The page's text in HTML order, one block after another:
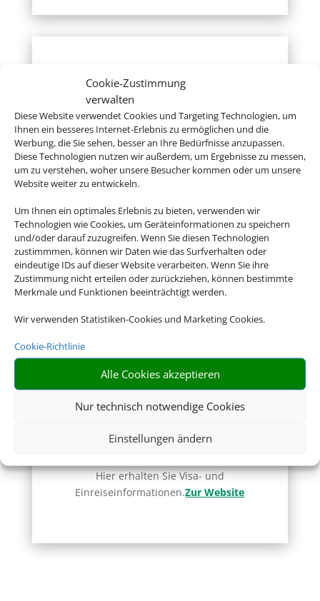
Cookie-Zustimmung
verwalten
Diese Website verwendet Cookies und Targeting Technologien, um
Ihnen ein besseres Internet-Erlebnis zu ermöglichen und die
Werbung, die Sie sehen, besser an Ihre Bedürfnisse anzupassen.
Diese Technologien nutzen wir außerdem, um Ergebnisse zu messen,
um zu verstehen, woher unsere Besucher kommen oder um unsere
Website weiter zu entwickeln.
Um Ihnen ein optimales Erlebnis zu bieten, verwenden wir
Technologien wie Cookies, um Geräteinformationen zu speichern
und/oder darauf zuzugreifen. Wenn Sie diesen Technologien
zustimmmen, können wir Daten wie das Surfverhalten oder
eindeutige IDs auf dieser Website verarbeiten. Wenn Sie ihre
Zustimmung nicht erteilen oder zurückziehen, können bestimmte
Merkmale und Funktionen beeinträchtigt werden.
Wir verwenden Statistiken-Cookies und Marketing Cookies.
Cookie-Richtlinie
Alle Cookies akzeptieren
Nur technisch notwendige Cookies
Einstellungen ändern
Hier erhalten Sie kompetente
reisemedizinische Beratung für Ihr
Ferienziel.Zur Website
Auswärtiges Amt
Hier gibt´s Infos zu Ländern, Visa, Europa
und einigem mehr
Deutsche Visa und
Hier erhalten Sie Visa- und
Einreiseinformationen.Zur Website